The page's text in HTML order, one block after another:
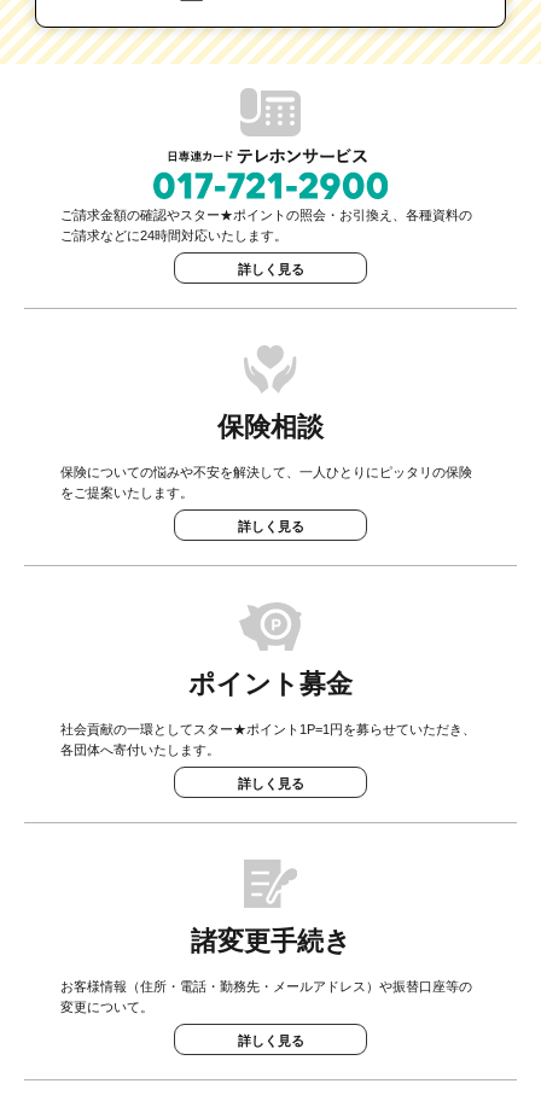
ご請求金額の確認やスター★ポイントの照会・お引換え、各種資料の
ご請求などに24時間対応いたします。
詳しく見る
保険相談
保険についての悩みや不安を解決して、一人ひとりにピッタリの保険
をご提案いたします。
詳しく見る
ポイント募金
社会貢献の一環としてスター★ポイント1P=1円を募らせていただき、
各団体へ寄付いたします。
詳しく見る
諸変更手続き
お客様情報（住所・電話・勤務先・メールアドレス）や振替口座等の
変更について。
詳しく見る